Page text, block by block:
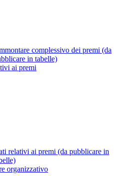
complessivo dei premi (da
in tabelle)
ai premi
relativi ai premi (da pubblicare in
organizzativo